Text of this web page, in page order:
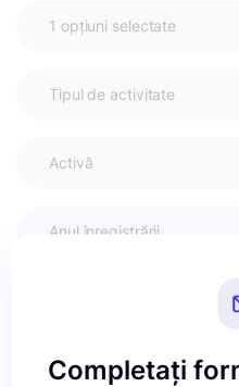
Activă
Anul înregistrării
Completați